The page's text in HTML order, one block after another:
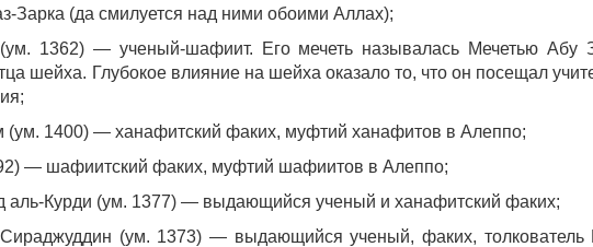
Зарка (да смилуется над ними обоими Аллах);
1362) — ученый-шафиит. Его мечеть называлась Мечетью Абу
шейха. Глубокое влияние на шейха оказало то, что он посещал
1400) — ханафитский факих, муфтий ханафитов в Алеппо;
— шафиитский факих, муфтий шафиитов в Алеппо;
Курди (ум. 1377) — выдающийся ученый и ханафитский факих;
(ум. 1373) — выдающийся ученый, факих, толкователь